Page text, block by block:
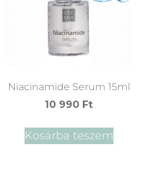
Niacinamide Serum 15ml
10 990 Ft
Kosárba teszem